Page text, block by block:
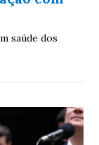
saúde dos